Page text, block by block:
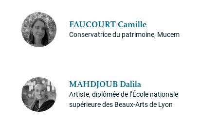
FAUCOURTCamille
Conservatrice du patrimoine, Mucem
MAHDJOUB Dalila
Artiste, diplômée de l’École nationale
supérieure des Beaux-Arts de Lyon